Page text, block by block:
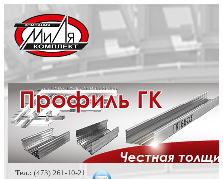
Тел.: (473) 261-10-21